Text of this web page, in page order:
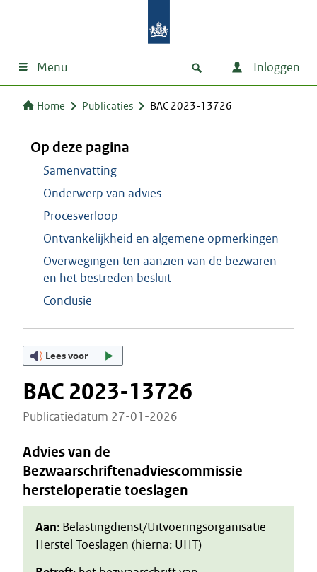
Menu Inloggen
Home Publicaties BAC 2023-13726
Op deze pagina
Samenvatting
Onderwerp van advies
Procesverloop
Ontvankelijkheid en algemene opmerkingen
Overwegingen ten aanzien van de bezwaren
en het bestreden besluit
Conclusie
Lees voor
BAC 2023-13726
Publicatiedatum 27-01-2026
Advies van de
Bezwaarschriftenadviescommissie
hersteloperatie toeslagen
Aan: Belastingdienst/Uitvoeringsorganisatie
Herstel Toeslagen (hierna: UHT)